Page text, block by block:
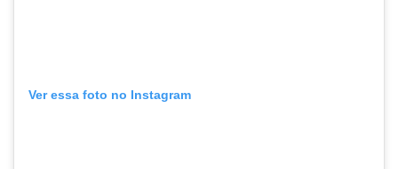
Ver essa foto no Instagram